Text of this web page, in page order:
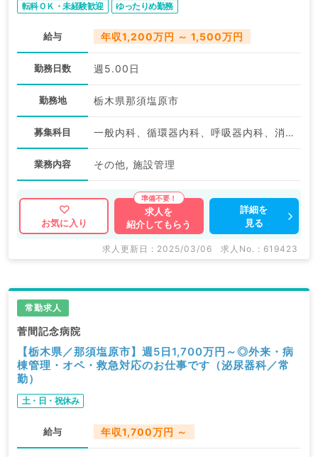
転科ＯＫ・未経験歓迎
ゆったりめ勤務
給与 年収1,200万円 ～ 1,500万円
勤務日数 週5.00日
勤務地 栃木県那須塩原市
募集科目 一般内科、循環器内科、呼吸器内科、消化器内科、老年内科、外科系全般、一般外科、消化器外科
業務内容 その他, 施設管理
お気に入り
求人を
紹介してもらう
詳細を
見る
求人更新日 : 2025/03/06 求人No. : 619423
常勤求人
菅間記念病院
【栃木県／那須塩原市】週5日1,700万円～◎外来・病
棟管理・オペ・救急対応のお仕事です（泌尿器科／常
勤）
土・日・祝休み
給与 年収1,700万円 ～